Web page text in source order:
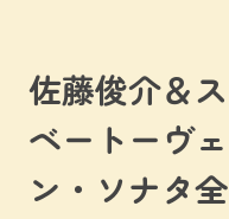
佐藤俊介＆
ベートーヴ
ン・ソナタ